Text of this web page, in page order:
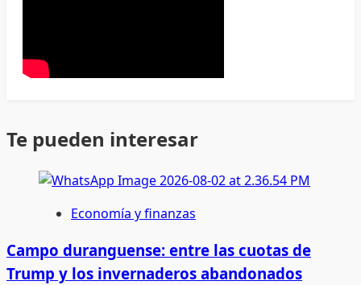
Te pueden interesar
Economía y finanzas
Campo duranguense: entre las cuotas de
Trump y los invernaderos abandonados